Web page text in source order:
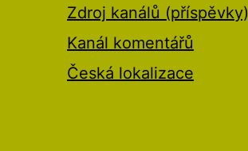
Zdroj kanálů (příspěvky)
Kanál komentářů
Česká lokalizace